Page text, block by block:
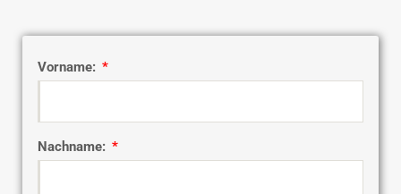
Vorname:
Nachname: